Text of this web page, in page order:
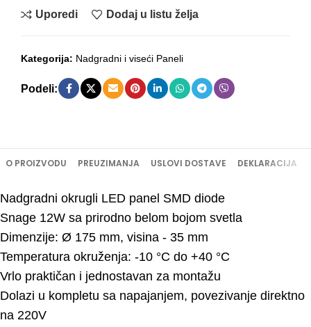
Uporedi
Dodaj u listu želja
Kategorija: Nadgradni i viseći Paneli
Podeli:
O PROIZVODU PREUZIMANJA USLOVI DOSTAVE DEKLARACIJA
Nadgradni okrugli LED panel SMD diode
Snage 12W sa prirodno belom bojom svetla
Dimenzije: Ø 175 mm, visina - 35 mm
Temperatura okruženja: -10 °C do +40 °C
Vrlo praktičan i jednostavan za montažu
Dolazi u kompletu sa napajanjem, povezivanje direktno
na 220V